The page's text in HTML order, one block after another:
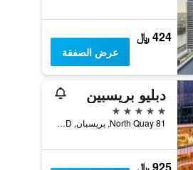
424 ﷼
عرض الصفقة
دبليو بريسبين
5 نجوم
81 North Quay, بريسبان, QLD, أستراليا
925 ﷼